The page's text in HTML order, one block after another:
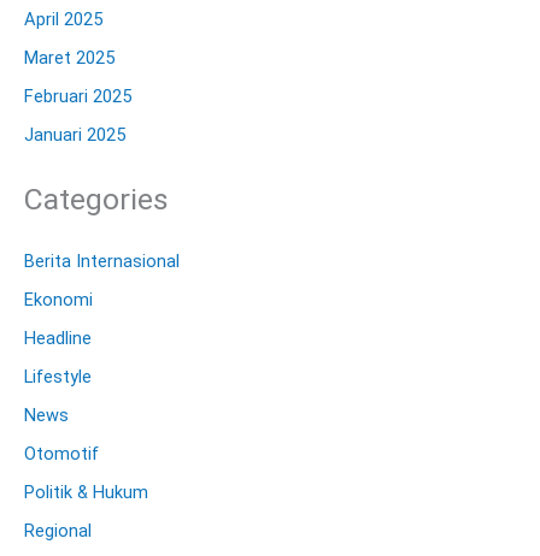
April 2025
Maret 2025
Februari 2025
Januari 2025
Categories
Berita Internasional
Ekonomi
Headline
Lifestyle
News
Otomotif
Politik & Hukum
Regional